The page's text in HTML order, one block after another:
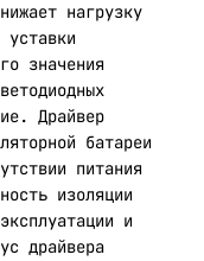
нагрузку
значения
Драйвер
батареи
питания
изоляции
и
драйвера